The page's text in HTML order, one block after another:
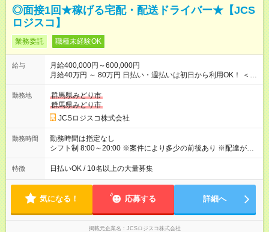
◎面接1回★稼げる宅配・配送ドライバー★【JCS
ロジスコ】
業務委託 職種未経験OK
給与
月給400,000円～600,000円
月給40万円 ～ 80万円 日払い・週払いは初日から利用OK！ ＜想
定年収＞ 480万円 ～ 960万円 ★配達個数が増えるとさらに給与
UP！ ★1番稼ぐ人で月120万ほど！ ＜平均収入イメージ＞ ・主
要都市エリア 月収50万円／週5日稼働 月収60万~80万円／週6日
稼働 ・地方郊外エリア 月収40万円／週5日稼働 月収45万円~60
万円／週6日稼働 【試用期間】試用期間なし
勤務地
群馬県みどり市
群馬県みどり市
JCSロジスコ株式会社
勤務時間
勤務時間は指定なし
シフト制 8:00～20:00 ※案件により多少の前後あり ※配達が完
了次第、帰社OKです
特徴 日払いOK / 10名以上の大量募集
気になる！ 応募する 詳細へ
掲載元企業名 JCSロジスコ株式会社